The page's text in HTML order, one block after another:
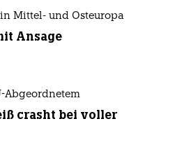
Mittel- und Osteuropa
Ansage
Abgeordnetem
crasht bei voller